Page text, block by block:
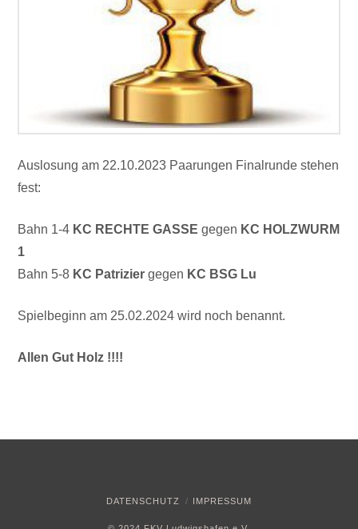
Auslosung am 22.10.2023 Paarungen Finalrunde stehen
fest:
Bahn 1-4 KC RECHTE GASSE gegen KC HOLZWURM
1
Bahn 5-8 KC Patrizier gegen KC BSG Lu
Spielbeginn am 25.02.2024 wird noch benannt.
Allen Gut Holz !!!!
DATENSCHUTZ IMPRESSUM